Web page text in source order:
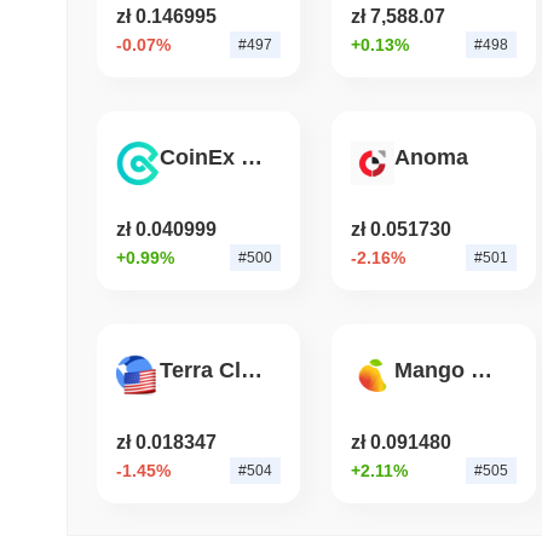
zł 0.146995
-0.07% #497
zł 7,588.07
+0.13% #498
CoinEx Token
zł 0.040999
+0.99% #500
Anoma
zł 0.051730
-2.16% #501
Terra Classic USD
zł 0.018347
-1.45% #504
Mango Markets
zł 0.091480
+2.11% #505